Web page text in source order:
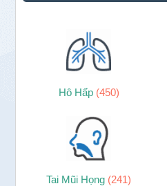
Hô Hấp (450)
Tai Mũi Họng (241)